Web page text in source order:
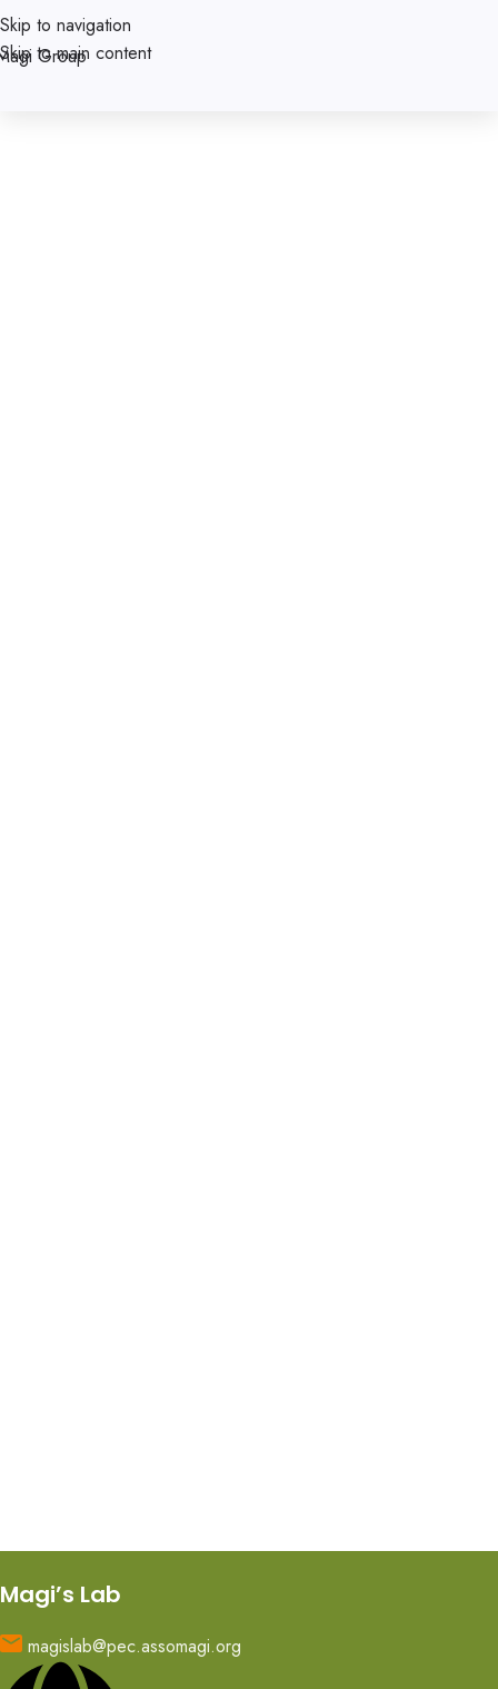
Skip to navigation
Skip to main content
Magi’s Lab
magislab@pec.assomagi.org